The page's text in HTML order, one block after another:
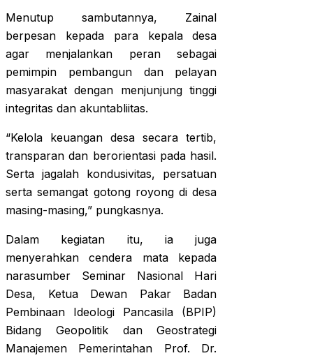
Menutup sambutannya, Zainal
berpesan kepada para kepala desa
agar menjalankan peran sebagai
pemimpin pembangun dan pelayan
masyarakat dengan menjunjung tinggi
integritas dan akuntabliitas.
“Kelola keuangan desa secara tertib,
transparan dan berorientasi pada hasil.
Serta jagalah kondusivitas, persatuan
serta semangat gotong royong di desa
masing-masing,” pungkasnya.
Dalam kegiatan itu, ia juga
menyerahkan cendera mata kepada
narasumber Seminar Nasional Hari
Desa, Ketua Dewan Pakar Badan
Pembinaan Ideologi Pancasila (BPIP)
Bidang Geopolitik dan Geostrategi
Manajemen Pemerintahan Prof. Dr.